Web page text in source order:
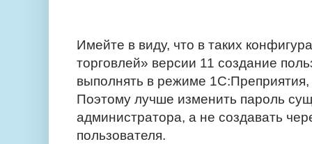
Имейте в виду, что в таких
торговлей» версии 11 создание
выполнять в режиме
Поэтому лучше изменить пароль
администратора, а не создавать
пользователя.